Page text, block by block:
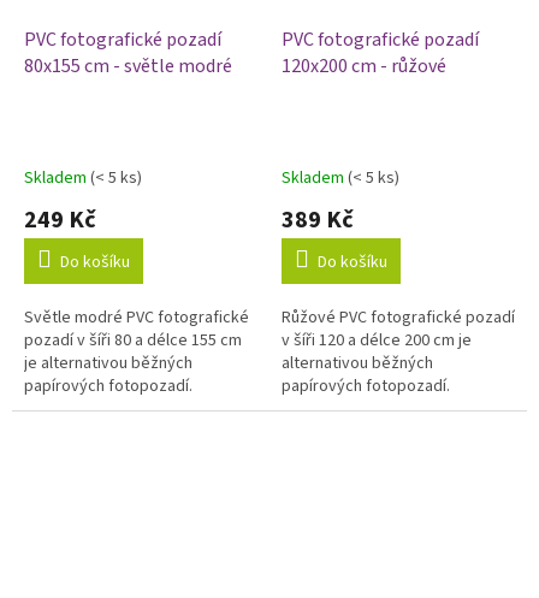
PVC fotografické pozadí
80x155 cm - světle modré
Skladem (< 5 ks)
249 Kč
Do košíku
Světle modré PVC fotografické
pozadí v šíři 80 a délce 155 cm
je alternativou běžných
papírových fotopozadí.
Výhodou vinylových fotopozadí
PVC fotografické pozadí
120x200 cm - růžové
Skladem (< 5 ks)
389 Kč
Do košíku
Růžové PVC fotografické pozadí
v šíři 120 a délce 200 cm je
alternativou běžných
papírových fotopozadí.
Výhodou vinylových fotopozadí